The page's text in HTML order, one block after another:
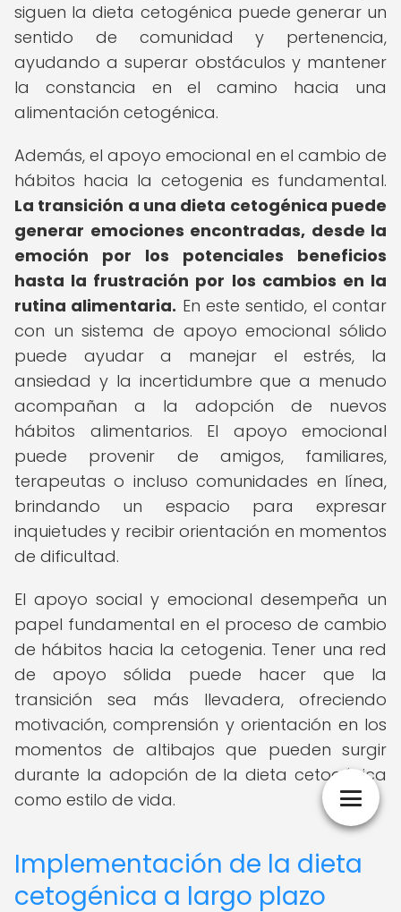
siguen la dieta cetogénica puede generar un
sentido de comunidad y pertenencia,
ayudando a superar obstáculos y mantener
la constancia en el camino hacia una
alimentación cetogénica.
Además, el apoyo emocional en el cambio de
hábitos hacia la cetogenia es fundamental.
La transición a una dieta cetogénica puede
generar emociones encontradas, desde la
emoción por los potenciales beneficios
hasta la frustración por los cambios en la
rutina alimentaria. En este sentido, el contar
con un sistema de apoyo emocional sólido
puede ayudar a manejar el estrés, la
ansiedad y la incertidumbre que a menudo
acompañan a la adopción de nuevos
hábitos alimentarios. El apoyo emocional
puede provenir de amigos, familiares,
terapeutas o incluso comunidades en línea,
brindando un espacio para expresar
inquietudes y recibir orientación en momentos
de dificultad.
El apoyo social y emocional desempeña un
papel fundamental en el proceso de cambio
de hábitos hacia la cetogenia. Tener una red
de apoyo sólida puede hacer que la
transición sea más llevadera, ofreciendo
motivación, comprensión y orientación en los
momentos de altibajos que pueden surgir
durante la adopción de la dieta cetogénica
como estilo de vida.
Implementación de la dieta
cetogénica a largo plazo